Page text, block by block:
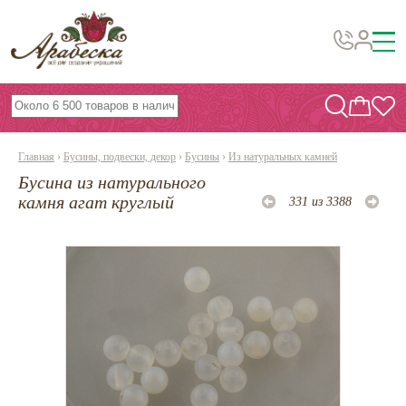
Бусины, подвески, декор
Бисер
Фурнитура
Инструменты и материалы
Эпоксидная смола
Шнуры, ленты, нитки
По темам и сезонам
Главная › Бусины, подвески, декор › Бусины › Из натуральных камней
Бусина из натурального
камня агат круглый
331 из 3388